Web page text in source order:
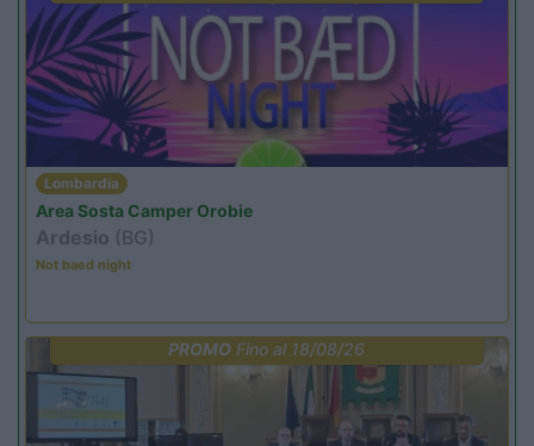
Lombardia
Area Sosta Camper Orobie
Ardesio (BG)
Not baed night
PROMO Fino al 18/08/26